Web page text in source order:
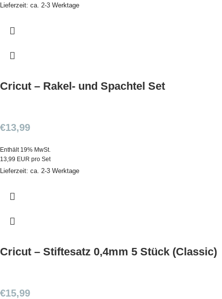
Lieferzeit: ca. 2-3 Werktage
Cricut – Rakel- und Spachtel Set
€13,99
Enthält 19% MwSt.
13,99 EUR pro Set
Lieferzeit: ca. 2-3 Werktage
Cricut – Stiftesatz 0,4mm 5 Stück (Classic)
€15,99